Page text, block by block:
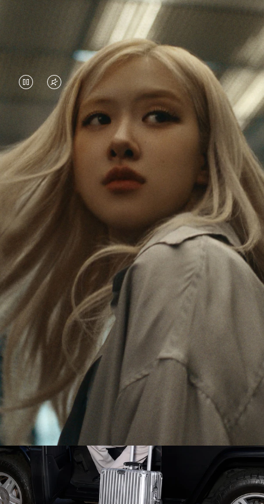
视
暂
停，
请
按
下
播
放。
视
频
已
静
音，
点
按
取
消
静
音
Rosé 不断探索着世界，每段旅程都能为她带来全新
视角与深远启发。 每一次出发，她都能以最有意义
的方式探索着世界的奥秘，同时也发现真实的自
我。
她的 RIMOWA Classic 系列21寸登机箱珍藏着无数
旅途故事，每一枚贴纸、每道划痕与凹痕，都是她
精彩旅程的独特印记。